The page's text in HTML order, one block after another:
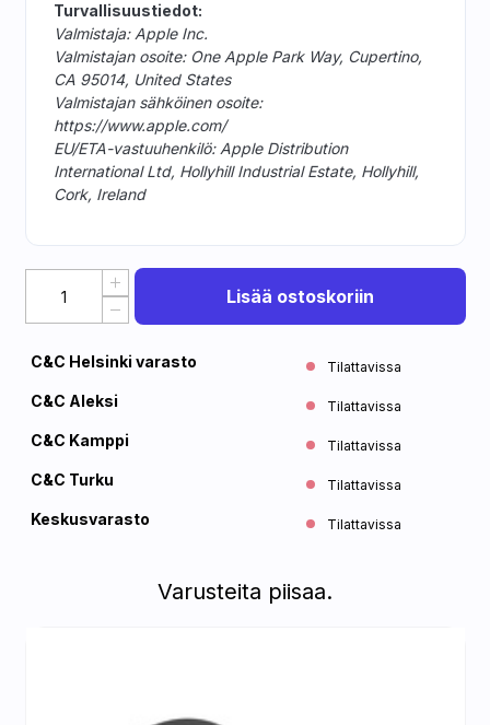
Turvallisuustiedot:
Valmistaja: Apple Inc.
Valmistajan osoite: One Apple Park Way, Cupertino,
CA 95014, United States
Valmistajan sähköinen osoite:
https://www.apple.com/
EU/ETA-vastuuhenkilö: Apple Distribution
International Ltd, Hollyhill Industrial Estate, Hollyhill,
Cork, Ireland
Lisää ostoskoriin
C&C Helsinki varasto Tilattavissa
C&C Aleksi Tilattavissa
C&C Kamppi Tilattavissa
C&C Turku Tilattavissa
Keskusvarasto Tilattavissa
Varusteita piisaa.